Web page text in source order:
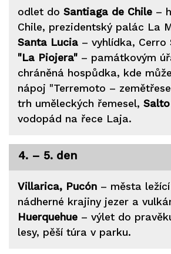
odlet do Santiaga de Chile –
Chile, prezidentský palác La
Santa Lucia – vyhlídka, Cerro
"La Piojera" – památkovým
chráněná hospůdka, kde
nápoj "Terremoto –
trh uměleckých řemesel,
vodopád na řece Laja.
4. – 5. den
Villarica, Pucón – města
nádherné krajiny jezer a
Huerquehue – výlet do
lesy, pěší túra v parku.